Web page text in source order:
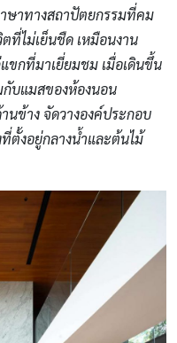
ษาทางสถาปัตยกรรมที่คม
ที่ไม่เย็นชืด เหมือนงาน
ขกที่มาเยี่ยมชม เมื่อเดินขึ้น
กับแมสของห้องนอน
นข้าง จัดวางองค์ประกอบ
ตั้งอยู่กลางน้ำและต้นไม้